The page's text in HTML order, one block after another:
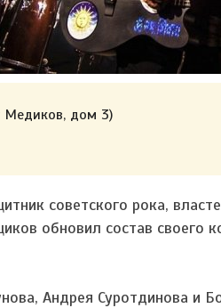
Медиков, дом 3)
советского рока,
обновил состав своего
Андрея Суротдинова и